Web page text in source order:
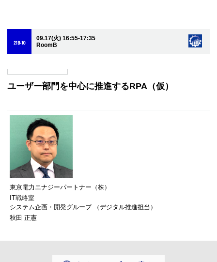
21B-10
09.17(火) 16:55-17:35
RoomB
ユーザー部門を中心に推進するRPA（仮）
東京電力エナジーパートナー（株）
IT戦略室
システム企画・開発グループ （デジタル推進担当）
秋田 正憲